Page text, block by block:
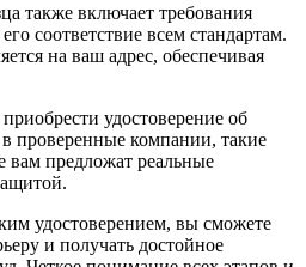
также включает требования
соответствие всем стандартам.
на ваш адрес, обеспечивая
удостоверение об
проверенные компании, такие
вам предложат реальные
удостоверением, вы сможете
и получать достойное